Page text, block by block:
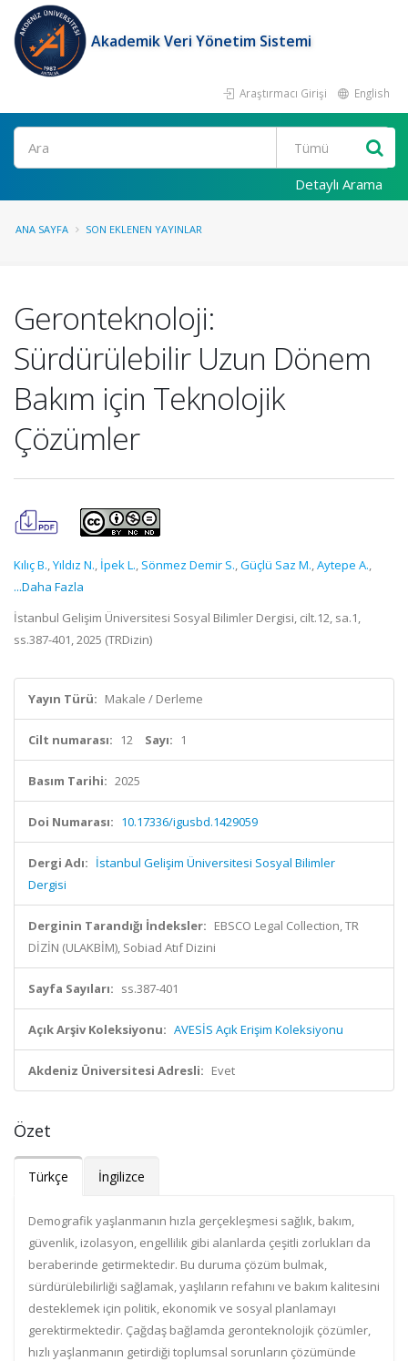
Akademik Veri Yönetim Sistemi
Araştırmacı Girişi English
Ara
Detaylı Arama
ANA SAYFA SON EKLENEN YAYINLAR
Geronteknoloji:
Sürdürülebilir Uzun Dönem
Bakım için Teknolojik
Çözümler
Kılıç B.,Yıldız N., İpek L., Sönmez Demir S.,Güçlü Saz M.,Aytepe A.,
...Daha Fazla
İstanbul Gelişim Üniversitesi Sosyal Bilimler Dergisi, cilt.12, sa.1,
ss.387-401, 2025 (TRDizin)
Yayın Türü: Makale / Derleme
Cilt numarası: 12 Sayı: 1
Basım Tarihi: 2025
Doi Numarası: 10.17336/igusbd.1429059
Dergi Adı: İstanbul Gelişim Üniversitesi Sosyal Bilimler
Dergisi
Derginin Tarandığı İndeksler: EBSCO Legal Collection, TR
DİZİN (ULAKBİM), Sobiad Atıf Dizini
Sayfa Sayıları: ss.387-401
Açık Arşiv Koleksiyonu: AVESİS Açık Erişim Koleksiyonu
Akdeniz Üniversitesi Adresli: Evet
Özet
Türkçe İngilizce
Demografik yaşlanmanın hızla gerçekleşmesi sağlık, bakım,
güvenlik, izolasyon, engellilik gibi alanlarda çeşitli zorlukları da
beraberinde getirmektedir. Bu duruma çözüm bulmak,
sürdürülebilirliği sağlamak, yaşlıların refahını ve bakım kalitesini
desteklemek için politik, ekonomik ve sosyal planlamayı
gerektirmektedir. Çağdaş bağlamda geronteknolojik çözümler,
hızlı yaşlanmanın getirdiği toplumsal sorunların çözümünde